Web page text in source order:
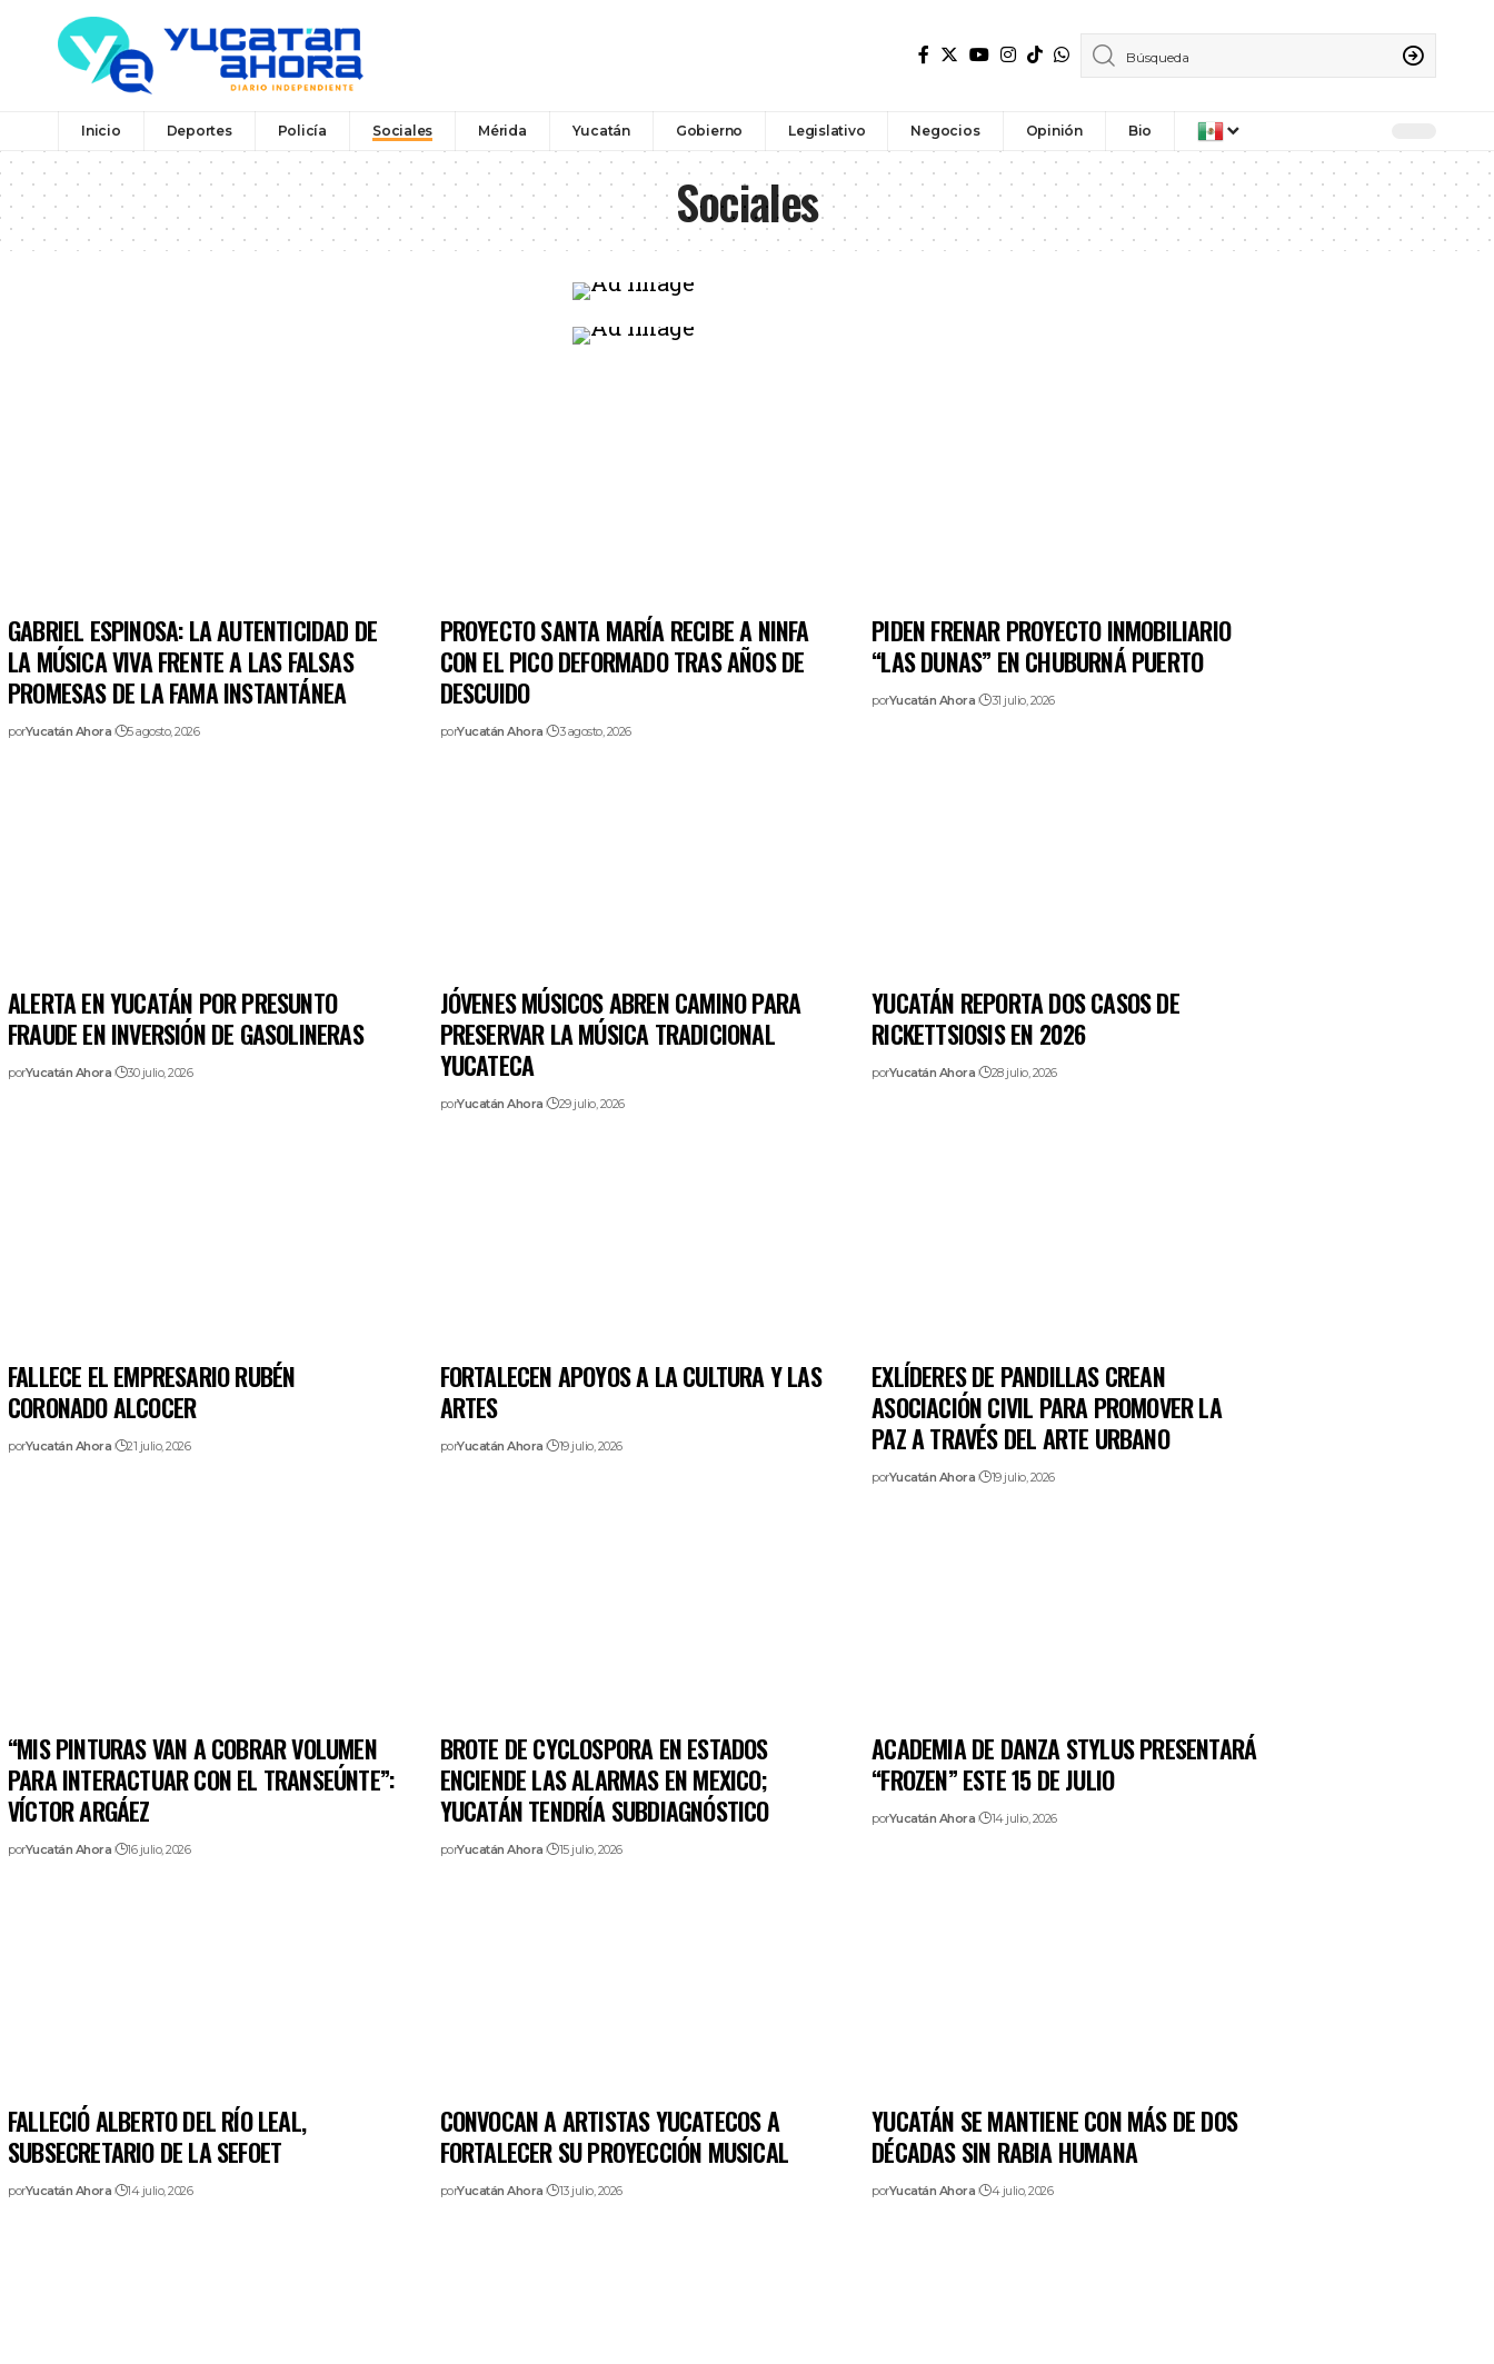
Inicio Deportes Policía Sociales Mérida Yucatán Gobierno Legislativo Negocios Opinión Bio
Sociales
GABRIEL ESPINOSA: LA AUTENTICIDAD DE
LA MÚSICA VIVA FRENTE A LAS FALSAS
PROMESAS DE LA FAMA INSTANTÁNEA
porYucatán Ahora 5 agosto, 2026
PROYECTO SANTA MARÍA RECIBE A NINFA
CON EL PICO DEFORMADO TRAS AÑOS DE
DESCUIDO
porYucatán Ahora 3 agosto, 2026
PIDEN FRENAR PROYECTO INMOBILIARIO
“LAS DUNAS” EN CHUBURNÁ PUERTO
porYucatán Ahora 31 julio, 2026
ALERTA EN YUCATÁN POR PRESUNTO
FRAUDE EN INVERSIÓN DE GASOLINERAS
porYucatán Ahora 30 julio, 2026
JÓVENES MÚSICOS ABREN CAMINO PARA
PRESERVAR LA MÚSICA TRADICIONAL
YUCATECA
porYucatán Ahora 29 julio, 2026
YUCATÁN REPORTA DOS CASOS DE
RICKETTSIOSIS EN 2026
porYucatán Ahora 28 julio, 2026
FALLECE EL EMPRESARIO RUBÉN
CORONADO ALCOCER
porYucatán Ahora 21 julio, 2026
FORTALECEN APOYOS A LA CULTURA Y LAS
ARTES
porYucatán Ahora 19 julio, 2026
EXLÍDERES DE PANDILLAS CREAN
ASOCIACIÓN CIVIL PARA PROMOVER LA
PAZ A TRAVÉS DEL ARTE URBANO
porYucatán Ahora 19 julio, 2026
“MIS PINTURAS VAN A COBRAR VOLUMEN
PARA INTERACTUAR CON EL TRANSEÚNTE”:
VÍCTOR ARGÁEZ
porYucatán Ahora 16 julio, 2026
BROTE DE CYCLOSPORA EN ESTADOS
ENCIENDE LAS ALARMAS EN MEXICO;
YUCATÁN TENDRÍA SUBDIAGNÓSTICO
porYucatán Ahora 15 julio, 2026
ACADEMIA DE DANZA STYLUS PRESENTARÁ
“FROZEN” ESTE 15 DE JULIO
porYucatán Ahora 14 julio, 2026
FALLECIÓ ALBERTO DEL RÍO LEAL,
SUBSECRETARIO DE LA SEFOET
porYucatán Ahora 14 julio, 2026
CONVOCAN A ARTISTAS YUCATECOS A
FORTALECER SU PROYECCIÓN MUSICAL
porYucatán Ahora 13 julio, 2026
YUCATÁN SE MANTIENE CON MÁS DE DOS
DÉCADAS SIN RABIA HUMANA
porYucatán Ahora 4 julio, 2026